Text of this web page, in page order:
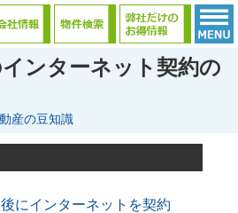
ンターネット契約の
産の豆知識
にインターネットを契約